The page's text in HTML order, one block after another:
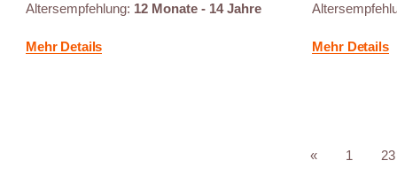
Altersempfehlung: 12 Monate - 14 Jahre
Mehr Details Mehr Details
« 1 23